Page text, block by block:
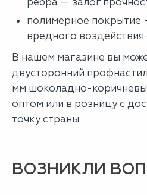
полимерное покрытие
вредного
В нашем магазине вы
двусторонний
мм шоколадно-
оптом или в розницу с
точку страны.
ВОЗНИКЛИ